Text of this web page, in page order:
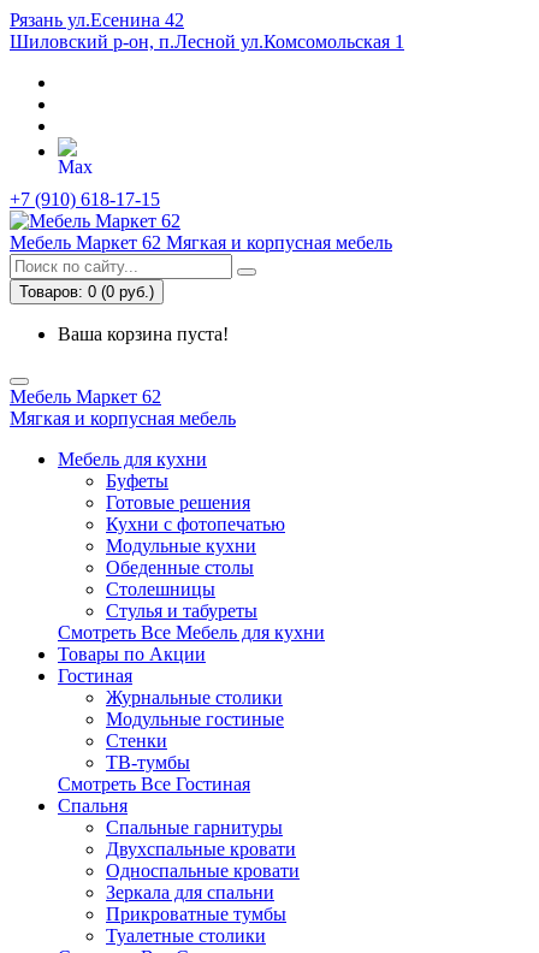
Рязань ул.Есенина 42
Шиловский р-он, п.Лесной ул.Комсомольская 1
+7 (910) 618-17-15
Мебель Маркет 62 Мягкая и корпусная мебель
Товаров: 0 (0 руб.)
Ваша корзина пуста!
Мебель Маркет 62
Мягкая и корпусная мебель
Мебель для кухни
Буфеты
Готовые решения
Кухни с фотопечатью
Модульные кухни
Обеденные столы
Столешницы
Стулья и табуреты
Смотреть Все Мебель для кухни
Товары по Акции
Гостиная
Журнальные столики
Модульные гостиные
Стенки
ТВ-тумбы
Смотреть Все Гостиная
Спальня
Спальные гарнитуры
Двухспальные кровати
Односпальные кровати
Зеркала для спальни
Прикроватные тумбы
Туалетные столики